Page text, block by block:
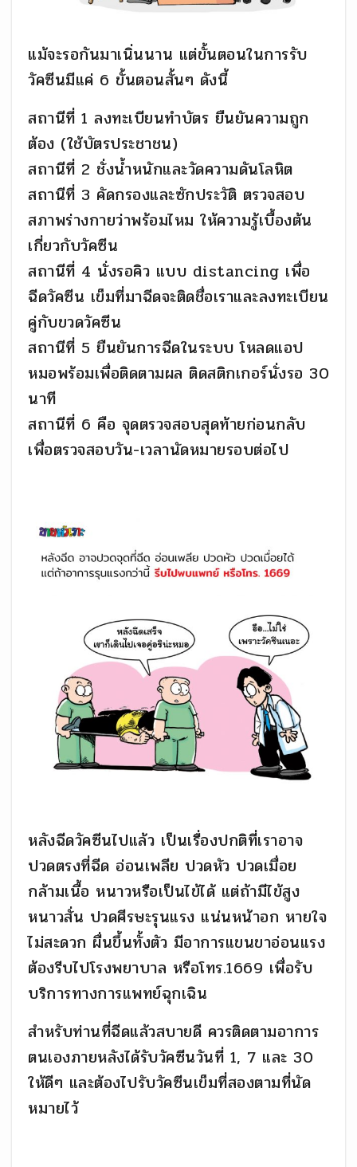
แม้จะรอกันมาเนิ่นนาน แต่ขั้นตอนในการรับ
วัคซีนมีแค่ 6 ขั้นตอนสั้นๆ ดังนี้
สถานีที่ 1 ลงทะเบียนทำบัตร ยืนยันความถูก
ต้อง (ใช้บัตรประชาชน)
สถานีที่ 2 ชั่งน้ำหนักและวัดความดันโลหิต
สถานีที่ 3 คัดกรองและซักประวัติ ตรวจสอบ
สภาพร่างกายว่าพร้อมไหม ให้ความรู้เบื้องต้น
เกี่ยวกับวัคซีน
สถานีที่ 4 นั่งรอคิว แบบ distancing เพื่อ
ฉีดวัคซีน เข็มที่มาฉีดจะติดชื่อเราและลงทะเบียน
คู่กับขวดวัคซีน
สถานีที่ 5 ยืนยันการฉีดในระบบ โหลดแอป
หมอพร้อมเพื่อติดตามผล ติดสติกเกอร์นั่งรอ 30
นาที
สถานีที่ 6 คือ จุดตรวจสอบสุดท้ายก่อนกลับ
เพื่อตรวจสอบวัน-เวลานัดหมายรอบต่อไป
หลังฉีดวัคซีนไปแล้ว เป็นเรื่องปกติที่เราอาจ
ปวดตรงที่ฉีด อ่อนเพลีย ปวดหัว ปวดเมื่อย
กล้ามเนื้อ หนาวหรือเป็นไข้ได้ แต่ถ้ามีไข้สูง
หนาวสั่น ปวดศีรษะรุนแรง แน่นหน้าอก หายใจ
ไม่สะดวก ผื่นขึ้นทั้งตัว มีอาการแขนขาอ่อนแรง
ต้องรีบไปโรงพยาบาล หรือโทร.1669 เพื่อรับ
บริการทางการแพทย์ฉุกเฉิน
สำหรับท่านที่ฉีดแล้วสบายดี ควรติดตามอาการ
ตนเองภายหลังได้รับวัคซีนวันที่ 1, 7 และ 30
ให้ดีๆ และต้องไปรับวัคซีนเข็มที่สองตามที่นัด
หมายไว้